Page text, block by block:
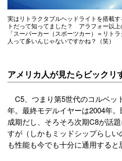
実はリトラクタブルヘッドライトを搭載
トだって知ってました？ アラフォー以
「スーパーカー（スポーツカー）＝リト
人って多いんじゃないですかね？（笑）
アメリカ人が見たらビックリ
C5、つまり第5世代のコルベッ
年。最終モデルイヤーは2004年
成期だし、そろそろ次期C8が話
すが（しかもミッドシップらし
も性能も今でも十分に通用すると